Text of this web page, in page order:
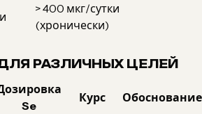
> 400 мкг/сутки
(хронически)
РАЗЛИЧНЫХ ЦЕЛЕЙ
Se
Курс Обоснование